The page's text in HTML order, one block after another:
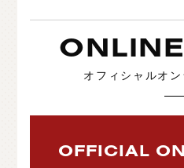
オフィシャルオ
OFFICIAL